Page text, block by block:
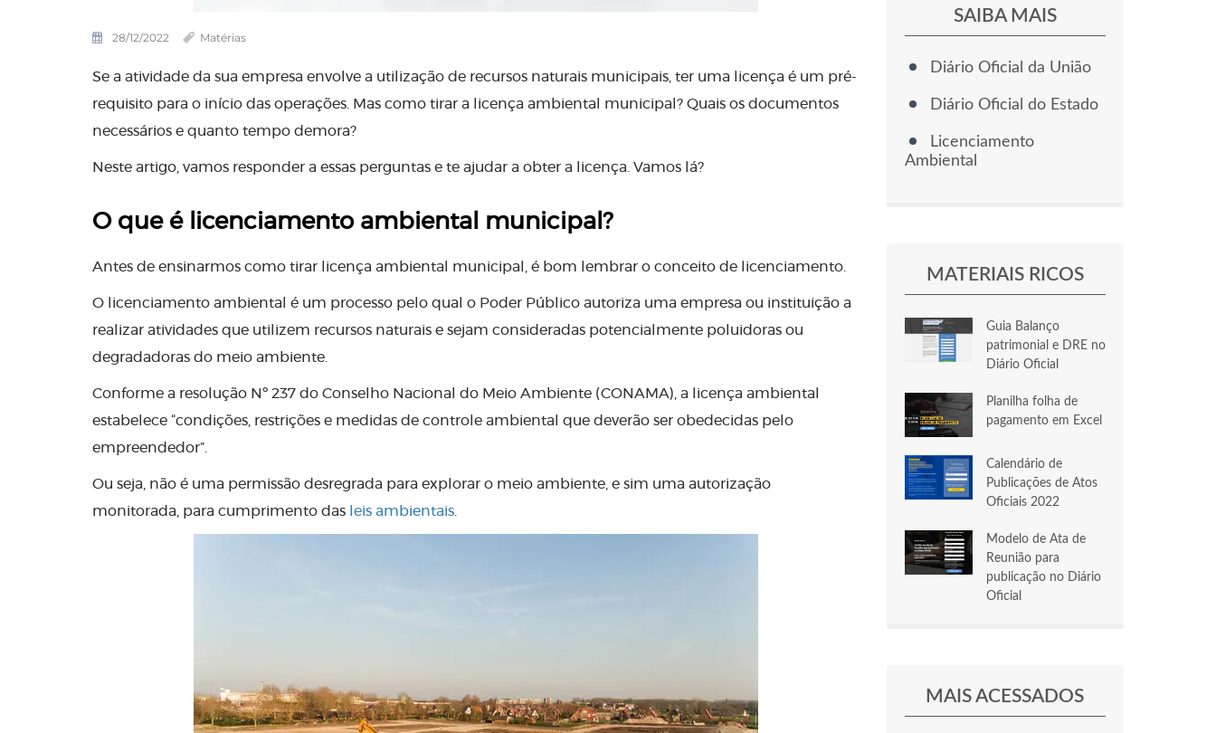
28/12/2022 Matérias
Se a atividade da sua empresa envolve a utilização de recursos naturais municipais, ter uma licença é um pré-
requisito para o início das operações. Mas como tirar a licença ambiental municipal? Quais os documentos
necessários e quanto tempo demora?
Neste artigo, vamos responder a essas perguntas e te ajudar a obter a licença. Vamos lá?
O que é licenciamento ambiental municipal?
Antes de ensinarmos como tirar licença ambiental municipal, é bom lembrar o conceito de licenciamento.
O licenciamento ambiental é um processo pelo qual o Poder Público autoriza uma empresa ou instituição a
realizar atividades que utilizem recursos naturais e sejam consideradas potencialmente poluidoras ou
degradadoras do meio ambiente.
Conforme a resolução Nº 237 do Conselho Nacional do Meio Ambiente (CONAMA), a licença ambiental
estabelece “condições, restrições e medidas de controle ambiental que deverão ser obedecidas pelo
empreendedor”.
Ou seja, não é uma permissão desregrada para explorar o meio ambiente, e sim uma autorização
monitorada, para cumprimento das leis ambientais
SAIBA MAIS
Diário Oficial da União
Diário Oficial do Estado
Licenciamento
Ambiental
MATERIAIS RICOS
Guia Balanço
patrimonial e DRE no
Diário Oficial
Planilha folha de
pagamento em Excel
Calendário de
Publicações de Atos
Oficiais 2022
Modelo de Ata de
Reunião para
publicação no Diário
Oficial
MAIS ACESSADOS